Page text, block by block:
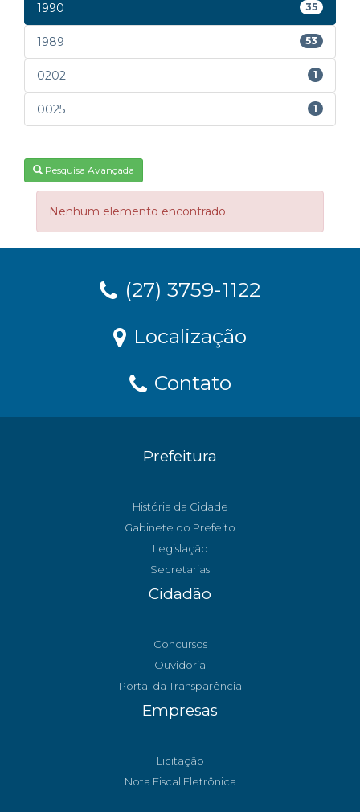
1990 35
1989 53
0202 1
0025 1
Pesquisa Avançada
Nenhum elemento encontrado.
(27) 3759-1122
Localização
Contato
Prefeitura
História da Cidade
Gabinete do Prefeito
Legislação
Secretarias
Cidadão
Concursos
Ouvidoria
Portal da Transparência
Empresas
Licitação
Nota Fiscal Eletrônica